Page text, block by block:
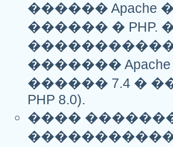
������
������ �
�������
������ 7.4 �
PHP 8.0).
����
�����������